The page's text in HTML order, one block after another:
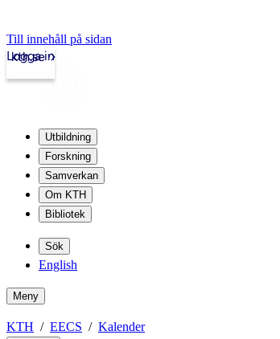
Till innehåll på sidan
kth.se
Logga in
Utbildning
Forskning
Samverkan
Om KTH
Bibliotek
Sök
English
Meny
KTH EECS Kalender